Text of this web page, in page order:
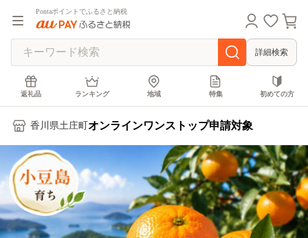
Pontaポイントでふるさと納税
詳細検索
返礼品 ランキング 地域 特集 初めての方
香川県土庄町 オンラインワンストップ申請対象